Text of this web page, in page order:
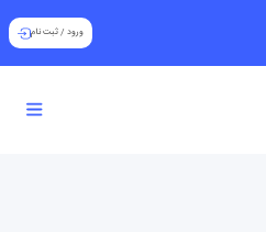
ورود /ثبت نام